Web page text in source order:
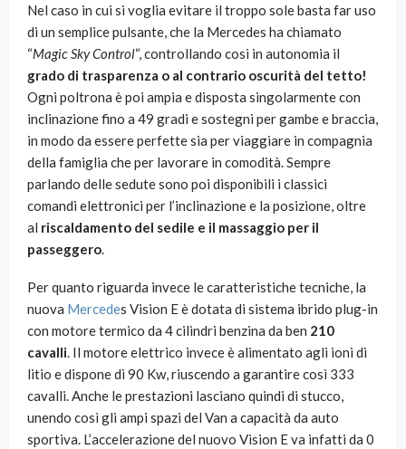
Nel caso in cui si voglia evitare il troppo sole basta far uso
di un semplice pulsante, che la Mercedes ha chiamato
“Magic Sky Control“, controllando così in autonomia il
grado di trasparenza o al contrario oscurità del tetto!
Ogni poltrona è poi ampia e disposta singolarmente con
inclinazione fino a 49 gradi e sostegni per gambe e braccia,
in modo da essere perfette sia per viaggiare in compagnia
della famiglia che per lavorare in comodità. Sempre
parlando delle sedute sono poi disponibili i classici
comandi elettronici per l’inclinazione e la posizione, oltre
al riscaldamento del sedile e il massaggio per il
passeggero.
Per quanto riguarda invece le caratteristiche tecniche, la
nuova Mercedes Vision E è dotata di sistema ibrido plug-in
con motore termico da 4 cilindri benzina da ben 210
cavalli. Il motore elettrico invece è alimentato agli ioni di
litio e dispone di 90 Kw, riuscendo a garantire così 333
cavalli. Anche le prestazioni lasciano quindi di stucco,
unendo così gli ampi spazi del Van a capacità da auto
sportiva. L’accelerazione del nuovo Vision E va infatti da 0